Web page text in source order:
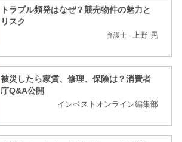
トラブル頻発はなぜ？競売物件の魅力と
リスク
弁護士 上野 晃
被災したら家賃、修理、保険は？消費者
庁Q&A公開
インベストオンライン編集部